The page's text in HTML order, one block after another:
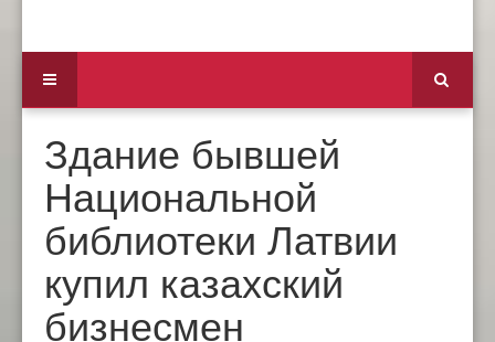
Здание бывшей
Национальной
библиотеки Латвии
купил казахский
бизнесмен